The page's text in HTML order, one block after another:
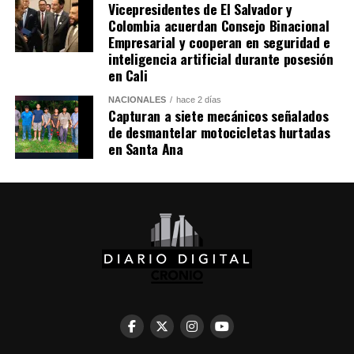
puede catapultar un vehículo a la fama digital en
cuestión de horas, y también cómo el destino a veces
llega antes que la venta.
Las redes continúan especulando sobre si el propietario
logró o no concretar la venta y sobre las circunstancias
exactas del choque.
Vicepresidentes de El Salvador y
Colombia acuerdan Consejo Binacional
Empresarial y cooperan en seguridad e
inteligencia artificial durante posesión
en Cali
NACIONALES hace 2 días
Capturan a siete mecánicos señalados
de desmantelar motocicletas hurtadas
en Santa Ana